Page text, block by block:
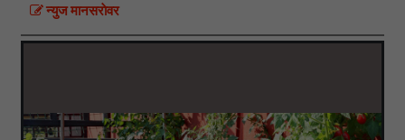
न्युज मानसराेवर